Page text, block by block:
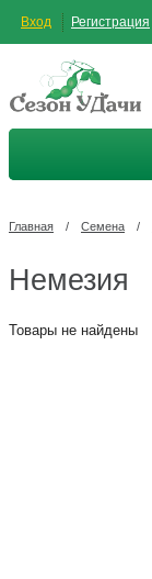
Вход Регистрация
Главная / Семена /
Немезия
Товары не найдены